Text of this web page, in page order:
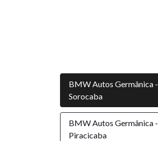
BMW Autos Germânica -
Sorocaba
BMW Autos Germânica -
Piracicaba